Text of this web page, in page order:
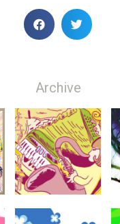
Archive